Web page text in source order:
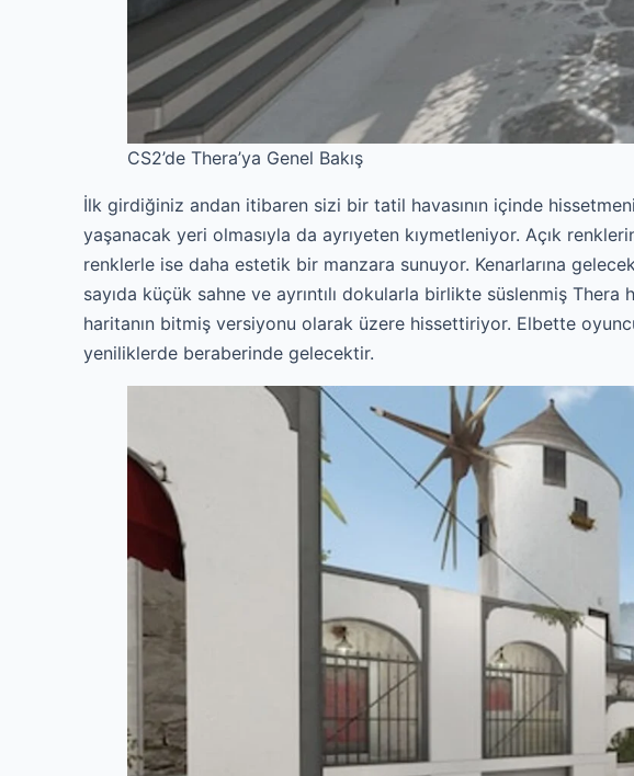
CS2’de Thera’ya Genel Bakış
İlk girdiğiniz andan itibaren sizi bir tatil havasının içinde
yaşanacak yeri olmasıyla da ayrıyeten kıymetleniyor. Açık
renklerle ise daha estetik bir manzara sunuyor. Kenarlarına
sayıda küçük sahne ve ayrıntılı dokularla birlikte süslenmiş
haritanın bitmiş versiyonu olarak üzere hissettiriyor. Elbette
yeniliklerde beraberinde gelecektir.